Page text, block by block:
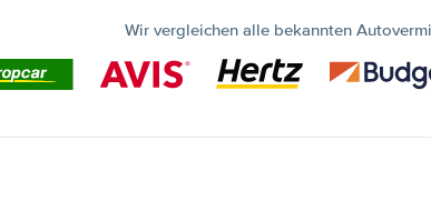
Wir vergleichen alle bekannten